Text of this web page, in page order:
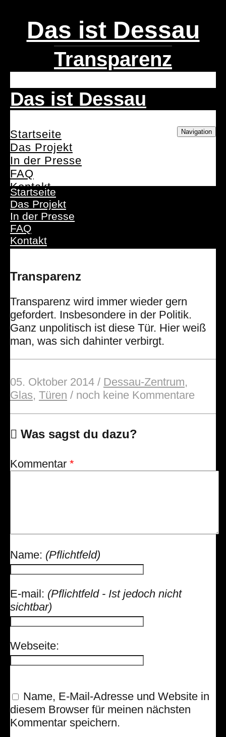
Das ist Dessau
Transparenz
Das ist Dessau
Navigation
Startseite
Das Projekt
In der Presse
FAQ
Kontakt
Startseite
Das Projekt
In der Presse
FAQ
Kontakt
Transparenz
Transparenz wird immer wieder gern
gefordert. Insbesondere in der Politik.
Ganz unpolitisch ist diese Tür. Hier weiß
man, was sich dahinter verbirgt.
05. Oktober 2014 / Dessau-Zentrum,
Glas, Türen / noch keine Kommentare
Was sagst du dazu?
Kommentar *
Name: (Pflichtfeld)
E-mail: (Pflichtfeld - Ist jedoch nicht
sichtbar)
Webseite:
Name, E-Mail-Adresse und Website in
diesem Browser für meinen nächsten
Kommentar speichern.